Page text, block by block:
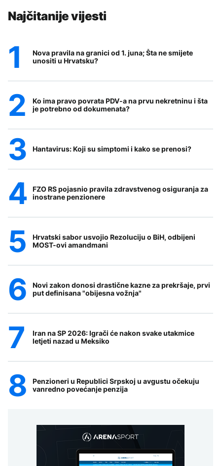
Najčitanije vijesti
Nova pravila na granici od 1. juna; Šta ne smijete
unositi u Hrvatsku?
Ko ima pravo povrata PDV-a na prvu nekretninu i šta
je potrebno od dokumenata?
Hantavirus: Koji su simptomi i kako se prenosi?
FZO RS pojasnio pravila zdravstvenog osiguranja za
inostrane penzionere
Hrvatski sabor usvojio Rezoluciju o BiH, odbijeni
MOST-ovi amandmani
Novi zakon donosi drastične kazne za prekršaje, prvi
put definisana "obijesna vožnja"
Iran na SP 2026: Igrači će nakon svake utakmice
letjeti nazad u Meksiko
Penzioneri u Republici Srpskoj u avgustu očekuju
vanredno povećanje penzija